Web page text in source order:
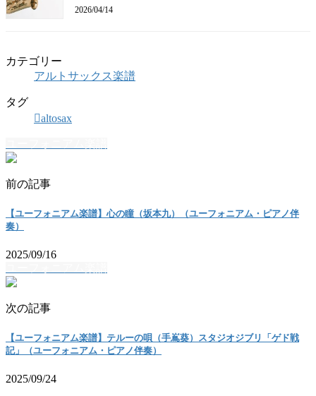
2026/04/14
カテゴリー
アルトサックス楽譜
タグ
altosax
前の記事
【ユーフォニアム楽譜】心の瞳（坂本九）（ユーフォニアム・ピアノ伴
奏）
2025/09/16
次の記事
【ユーフォニアム楽譜】テルーの唄（手嶌葵）スタジオジブリ「ゲド戦
記」（ユーフォニアム・ピアノ伴奏）
2025/09/24